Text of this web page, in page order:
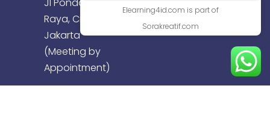
Raya, Cijantung,
Jakarta
(Meeting by
Appointment)
Elearning4id.com is part of
Sorakreatif.com